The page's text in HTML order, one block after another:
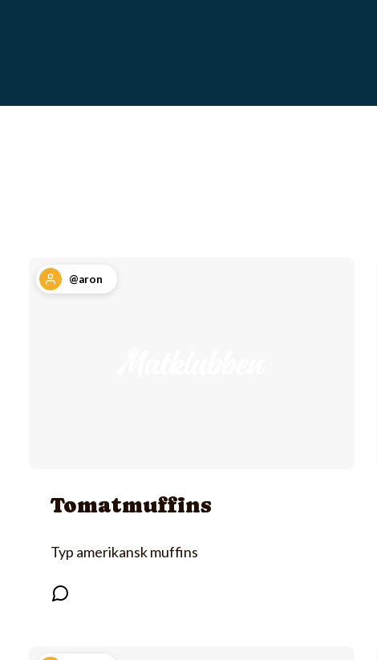
@aron
Tomatmuffins
Typ amerikansk muffins